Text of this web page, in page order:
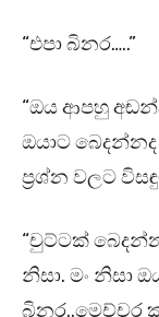
“එපා බිනර…..”
“ඔය ආපහු
ඔයාට
ප්‍රශ්න වලට
“චුට්ටක්
නිසා. මං නිසා
බිනර..මෙච්චර